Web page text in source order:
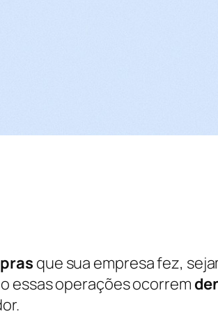
que sua empresa fez,
essas operações ocorrem